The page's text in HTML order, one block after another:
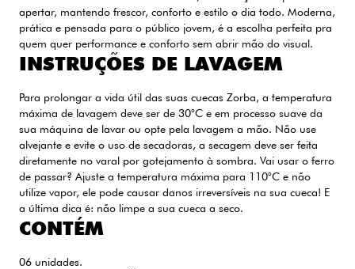
apertar, mantendo frescor, conforto e estilo o dia todo. Moderna,
prática e pensada para o público jovem, é a escolha perfeita pra
quem quer performance e conforto sem abrir mão do visual.
INSTRUÇÕES DE LAVAGEM
Para prolongar a vida útil das suas cuecas Zorba, a temperatura
máxima de lavagem deve ser de 30°C e em processo suave da
sua máquina de lavar ou opte pela lavagem a mão. Não use
alvejante e evite o uso de secadoras, a secagem deve ser feita
diretamente no varal por gotejamento à sombra. Vai usar o ferro
de passar? Ajuste a temperatura máxima para 110°C e não
utilize vapor, ele pode causar danos irreversíveis na sua cueca! E
a última dica é: não limpe a sua cueca a seco.
CONTÉM
06 unidades.